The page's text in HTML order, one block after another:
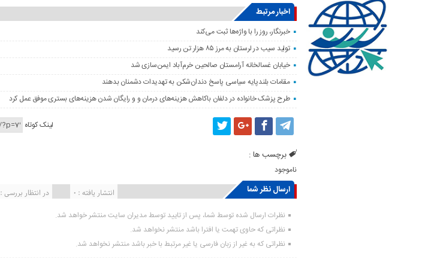
اخبار مرتبط
خبرنگار، روز را با واژه‌ها ثبت می‌کند
تولید سیب در لرستان به مرز ۸۵ هزار تن رسید
خیابان غسالخانه آرامستان صالحین خرم‌آباد ایمن‌سازی شد
مقامات بلندپایه سیاسی پاسخ دندان‌شکن به تهدیدات دشمنان بدهند
طرح پزشک خانواده در دلفان باکاهش هزینه‌های درمان و و رایگان شدن هزینه‌های بستری موفق عمل کرد
لینک کوتاه
برچسب ها :
ناموجود
ارسال نظر شما در انتظار بررسی : 0 انتشار یافته : ۰
نظرات ارسال شده توسط شما، پس از تایید توسط مدیران سایت منتشر خواهد شد.
نظراتی که حاوی تهمت یا افترا باشد منتشر نخواهد شد.
نظراتی که به غیر از زبان فارسی یا غیر مرتبط با خبر باشد منتشر نخواهد شد.